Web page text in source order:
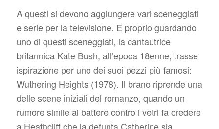
A questi si devono aggiungere vari sceneggiati
e serie per la televisione. E proprio guardando
uno di questi sceneggiati, la cantautrice
britannica Kate Bush, all’epoca 18enne, trasse
ispirazione per uno dei suoi pezzi più famosi:
Wuthering Heights(1978). Il brano riprende una
delle scene iniziali del romanzo, quando un
rumore simile al battere contro i vetri fa credere
a Heathcliff che la defunta Catherine sia